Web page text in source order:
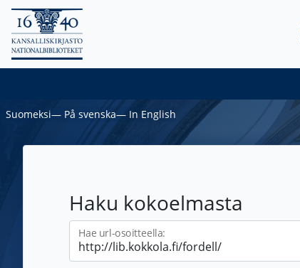
Suomeksi― På svenska― In English
Haku kokoelmasta
Hae url-osoitteella: